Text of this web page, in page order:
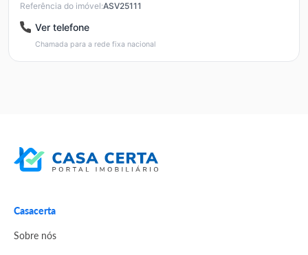
Referência do imóvel:ASV25111
Ver telefone
Chamada para a rede fixa nacional
Casacerta
Sobre nós